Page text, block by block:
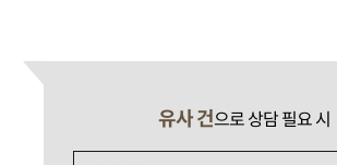
유사 건으로 상담 필요 시